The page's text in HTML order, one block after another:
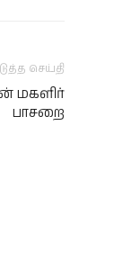
செய்தி
மகளிர்
பாசறை